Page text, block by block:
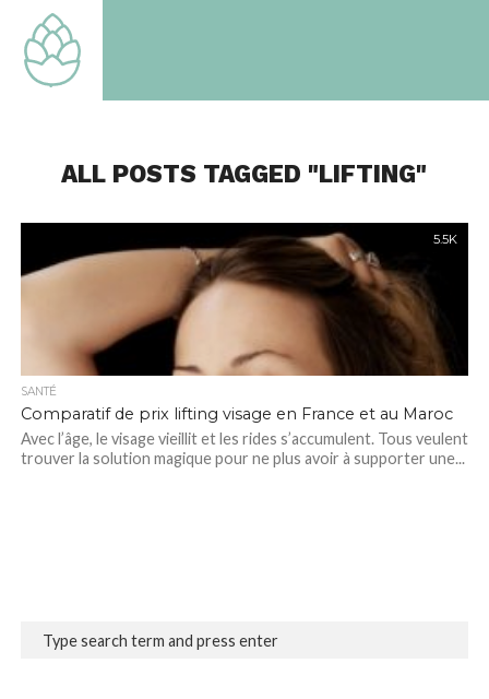
TOUT
SAVOIR
NOTRE
ALL POSTS TAGGED "LIFTING"
5.5K
SANTÉ
Comparatif de prix lifting visage en France et au Maroc
Avec l’âge, le visage vieillit et les rides s’accumulent. Tous veulent
trouver la solution magique pour ne plus avoir à supporter une...